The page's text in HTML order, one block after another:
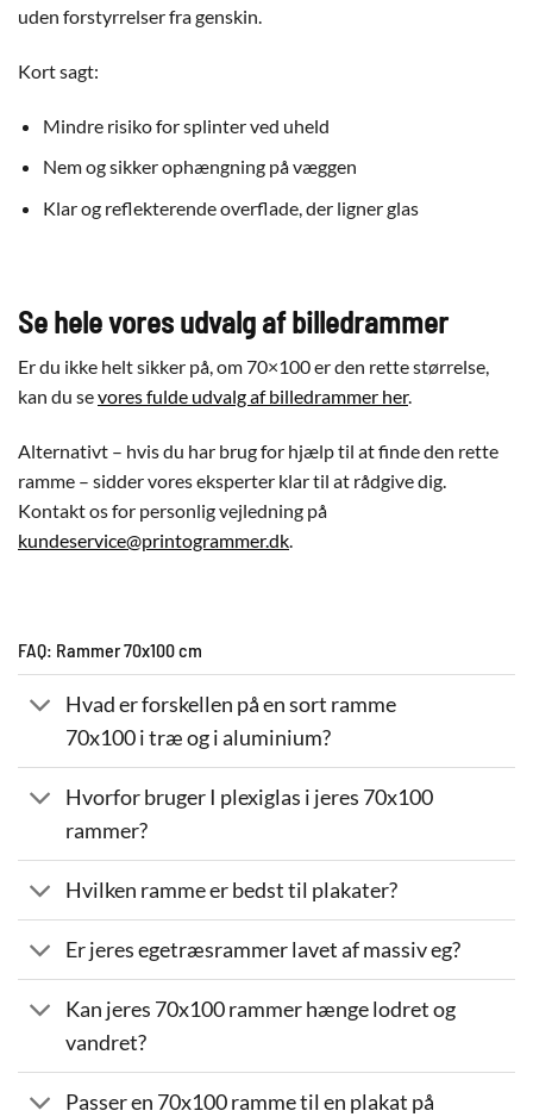
uden forstyrrelser fra genskin.
Kort sagt:
Mindre risiko for splinter ved uheld
Nem og sikker ophængning på væggen
Klar og reflekterende overflade, der ligner glas
Se hele vores udvalg af billedrammer
Er du ikke helt sikker på, om 70×100 er den rette størrelse,
kan du sevores fulde udvalg af billedrammer her.
Alternativt – hvis du har brug for hjælp til at finde den rette
ramme – sidder vores eksperter klar til at rådgive dig.
Kontakt os for personlig vejledning på
kundeservice@printogrammer.dk.
FAQ: Rammer 70x100 cm
Hvad er forskellen på en sort ramme
70x100 i træ og i aluminium?
Hvorfor bruger I plexiglas i jeres 70x100
rammer?
Hvilken ramme er bedst til plakater?
Er jeres egetræsrammer lavet af massiv eg?
Kan jeres 70x100 rammer hænge lodret og
vandret?
Passer en 70x100 ramme til en plakat på